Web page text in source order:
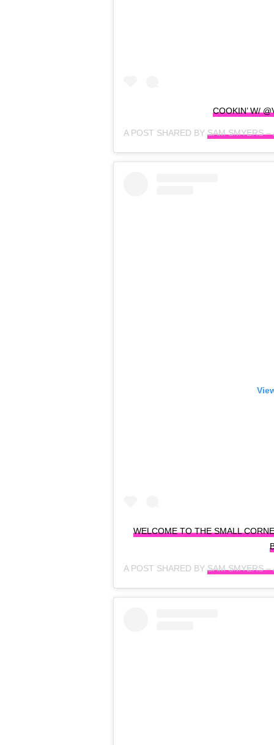
COOKIN’ W/
A POST SHARED BYSAM SMYERS –
WELCOME TO THE SMALL
A POST SHARED BYSAM SMYERS –